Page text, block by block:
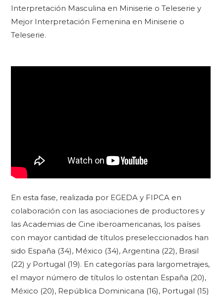
Interpretación Masculina en Miniserie o Teleserie y
Mejor Interpretación Femenina en Miniserie o
Teleserie.
En esta fase, realizada por EGEDA y FIPCA en
colaboración con las asociaciones de productores y
las Academias de Cine iberoamericanas, los países
con mayor cantidad de títulos preseleccionados han
sido España (34), México (34), Argentina (22), Brasil
(22) y Portugal (19). En categorías para largometrajes,
el mayor número de títulos lo ostentan España (20),
México (20), República Dominicana (16), Portugal (15)